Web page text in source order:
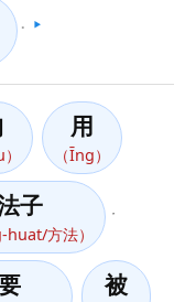
▶️
用
（Īng）
子
huat/方法）
被